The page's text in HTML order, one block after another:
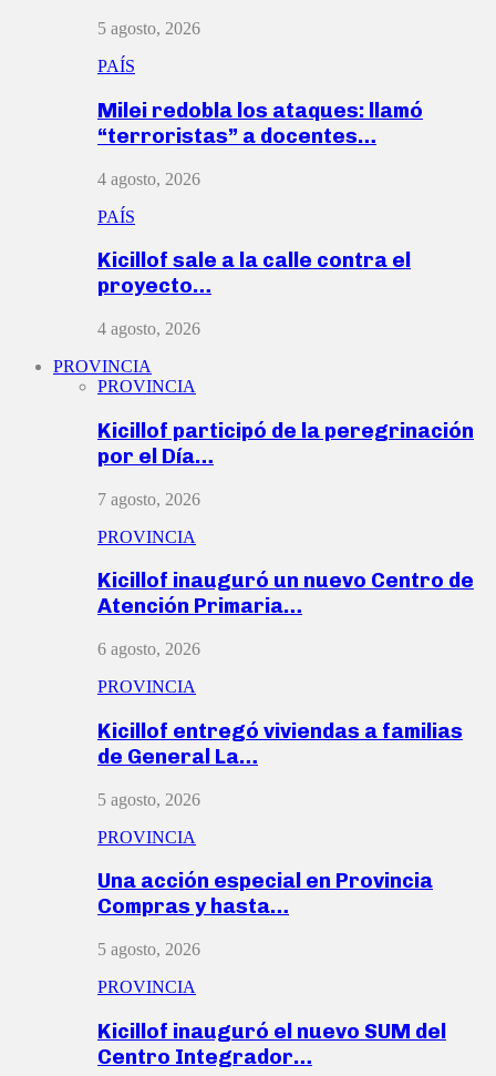
5 agosto, 2026
PAÍS
Milei redobla los ataques: llamó
“terroristas” a docentes…
4 agosto, 2026
PAÍS
Kicillof sale a la calle contra el
proyecto…
4 agosto, 2026
PROVINCIA
PROVINCIA
Kicillof participó de la peregrinación
por el Día…
7 agosto, 2026
PROVINCIA
Kicillof inauguró un nuevo Centro de
Atención Primaria…
6 agosto, 2026
PROVINCIA
Kicillof entregó viviendas a familias
de General La…
5 agosto, 2026
PROVINCIA
Una acción especial en Provincia
Compras y hasta…
5 agosto, 2026
PROVINCIA
Kicillof inauguró el nuevo SUM del
Centro Integrador…